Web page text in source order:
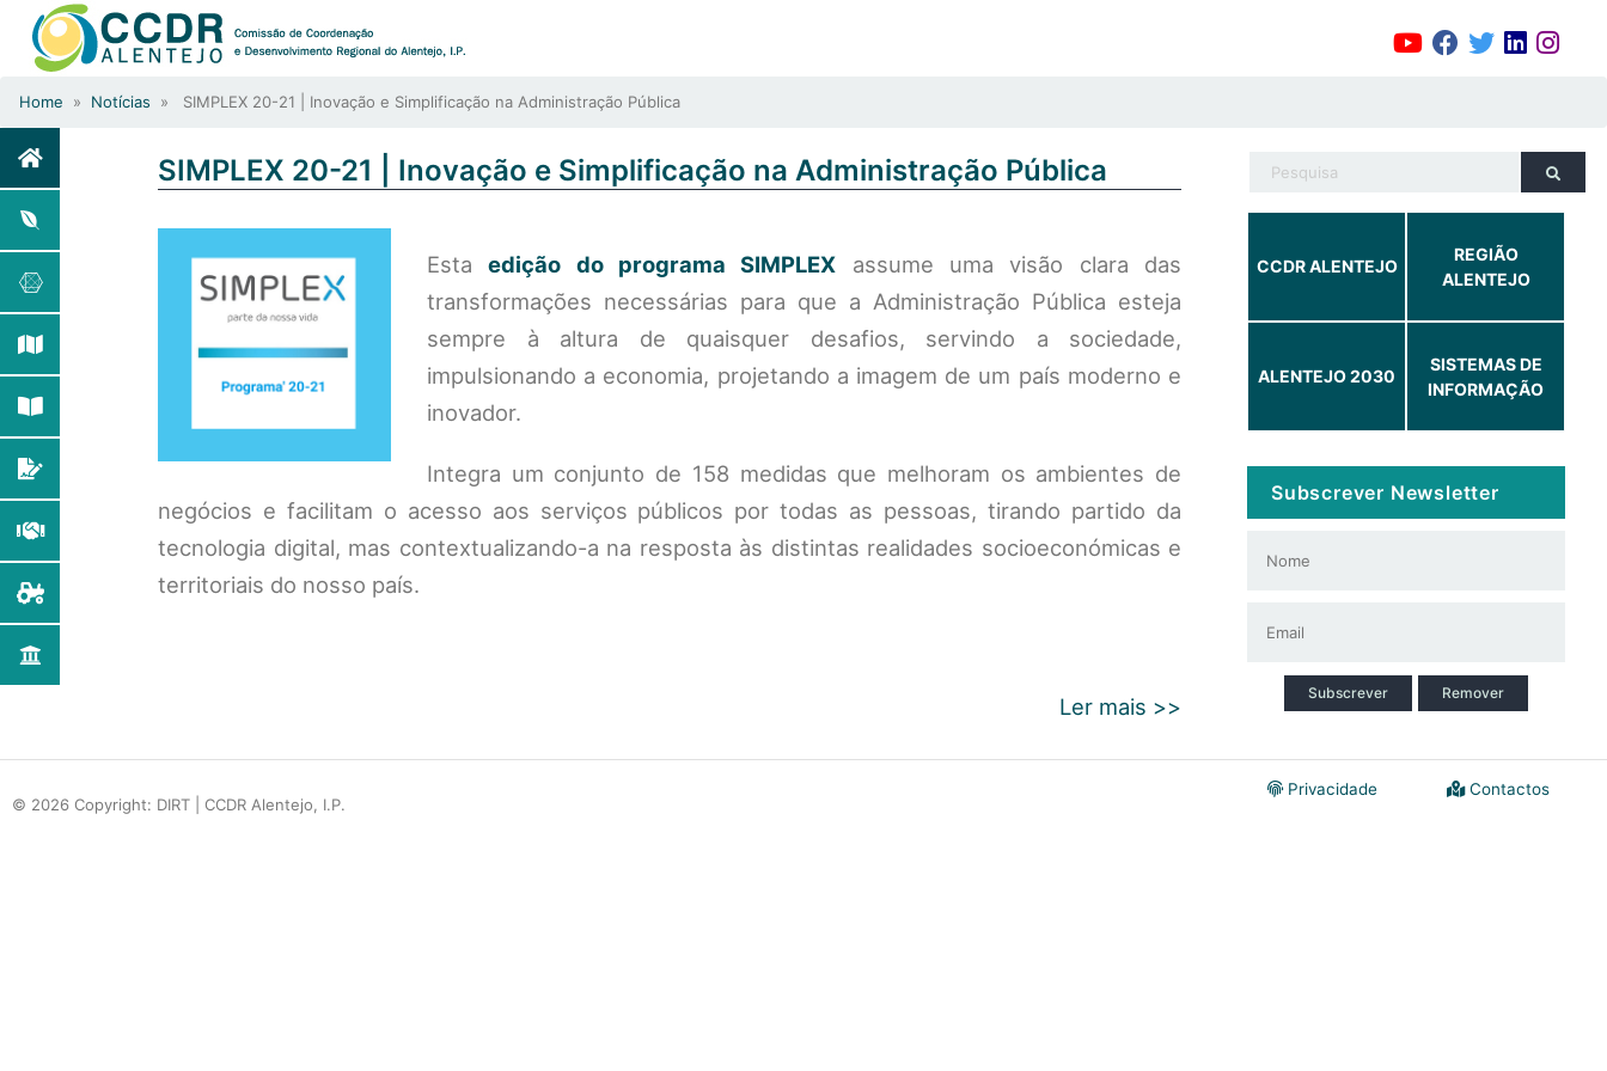
Home » Notícias » SIMPLEX 20-21 | Inovação e Simplificação na Administração Pública
SIMPLEX 20-21 | Inovação e Simplificação na Administração Pública
Estaedição do programa SIMPLEX assume uma visão clara das
transformações necessárias para que a Administração Pública esteja
sempre à altura de quaisquer desafios, servindo a sociedade,
impulsionando a economia, projetando a imagem de um país moderno e
inovador.
Integra um conjunto de 158 medidas que melhoram os ambientes de
negócios e facilitam o acesso aos serviços públicos por todas as pessoas, tirando partido da
tecnologia digital, mas contextualizando-a na resposta às distintas realidades socioeconómicas e
territoriais do nosso país.
Ler mais >>
CCDR ALENTEJO
REGIÃO
ALENTEJO
ALENTEJO 2030
SISTEMAS DE
INFORMAÇÃO
Subscrever Newsletter
Subscrever Remover
© 2026 Copyright: DIRT | CCDR Alentejo, I.P.
Contactos
Privacidade